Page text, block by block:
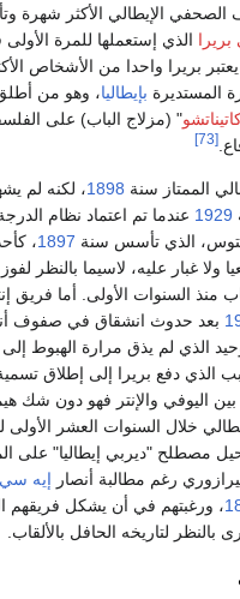
الإيطالي الأكثر شهرة وتأثيرا
الذي إستعملها للمرة الأولى في
يعتبر بريرا واحدا من الأشخاص الأكثر
بإيطاليا، وهو من أطلق في
" (مزلاج الباب) على الفلسفة
سنة 1898 ، لكنه لم يشهد
عندما تم اعتماد نظام الدرجة
الذي تأسس سنة1897 ، كأحد
غبار عليه، لاسيما بالنظر لفوز
السنوات الأولى. أما فريق إنتر
حدوث انشقاق في صفوف أنصار
لم يذق مرارة الهبوط إلى
دفع بريرا إلى إطلاق تسمية
والإنتر فهو دون شك
السنوات العشر الأولى لنظام
"ديربي إيطاليا" على
رغم مطالبة أنصار إيه سي ميلان
في أن يشكل فريقهم
لتاريخه الحافل بالألقاب.